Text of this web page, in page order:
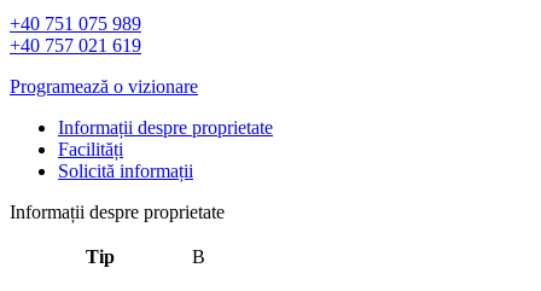
+40 751 075 989
+40 757 021 619
Programează o vizionare
Informații despre proprietate
Facilități
Solicită informații
Informații despre proprietate
Tip B